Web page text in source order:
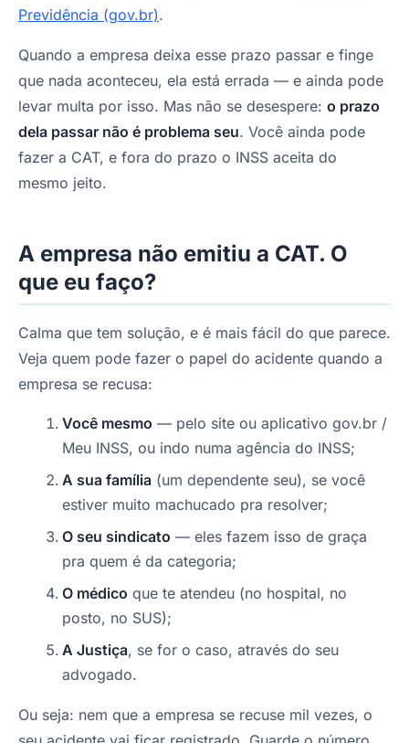
Previdência (gov.br).
Quando a empresa deixa esse prazo passar e finge
que nada aconteceu, ela está errada — e ainda pode
levar multa por isso. Mas não se desespere: o prazo
dela passar não é problema seu. Você ainda pode
fazer a CAT, e fora do prazo o INSS aceita do
mesmo jeito.
A empresa não emitiu a CAT. O
que eu faço?
Calma que tem solução, e é mais fácil do que parece.
Veja quem pode fazer o papel do acidente quando a
empresa se recusa:
Você mesmo — pelo site ou aplicativo gov.br /
Meu INSS, ou indo numa agência do INSS;
A sua família (um dependente seu), se você
estiver muito machucado pra resolver;
O seu sindicato — eles fazem isso de graça
pra quem é da categoria;
O médico que te atendeu (no hospital, no
posto, no SUS);
A Justiça, se for o caso, através do seu
advogado.
Ou seja: nem que a empresa se recuse mil vezes, o